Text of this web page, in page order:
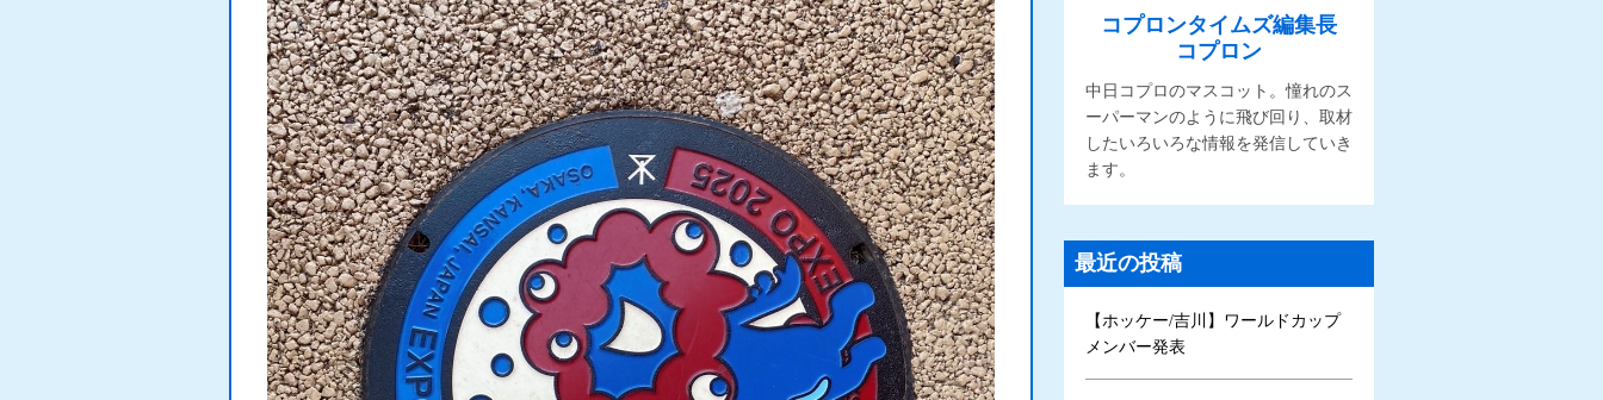
コプロンタイムズ編集長
コプロン
中日コプロのマスコット。憧れのス
ーパーマンのように飛び回り、取材
したいろいろな情報を発信していき
ます。
最近の投稿
【ホッケー/吉川】ワールドカップ
メンバー発表